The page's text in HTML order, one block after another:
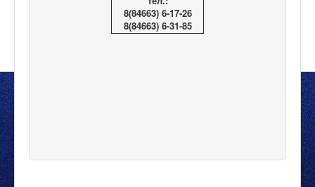
8(84663) 6-17-26
8(84663) 6-31-85